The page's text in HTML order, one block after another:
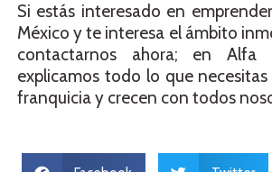
Si estás interesado en
México y te interesa el ámbito
contactarnos ahora; en Alfa
explicamos todo lo que
franquicia y crecen con todos